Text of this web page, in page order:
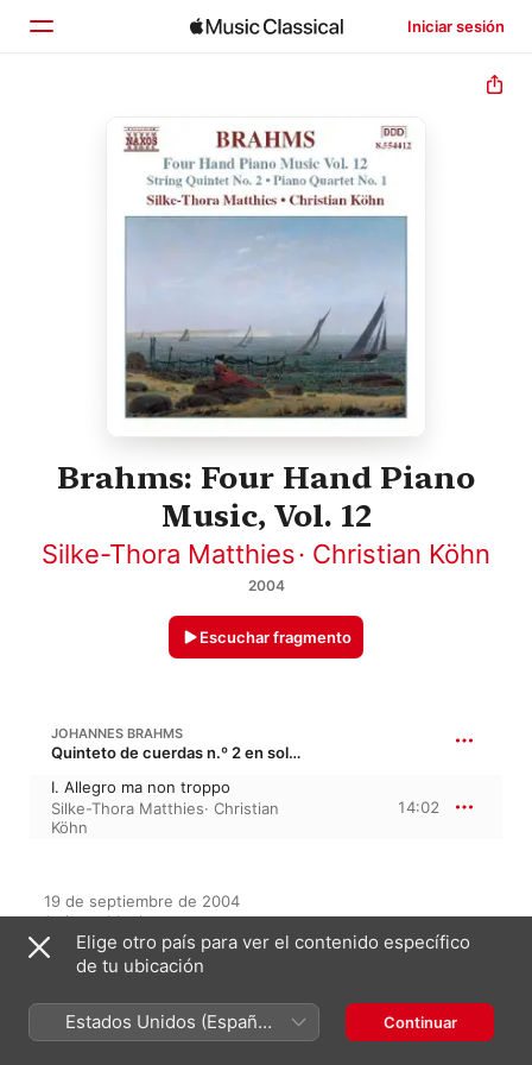
Iniciar sesión
Buscar
Brahms: Four Hand Piano
Music, Vol. 12
Silke-Thora Matthies· Christian Köhn
2004
Escuchar fragmento
JOHANNES BRAHMS
Quinteto de cuerdas n.º 2 en sol mayor, Op. 111
I. Allegro ma non troppo
Silke-Thora Matthies· Christian
Köhn
14:02
19 de septiembre de 2004
1 pieza, 14 minutos
℗ 2004 Naxos
Naxos
Elige otro país para ver el contenido específico
de tu ubicación
Estados Unidos (Español
México)
Continuar